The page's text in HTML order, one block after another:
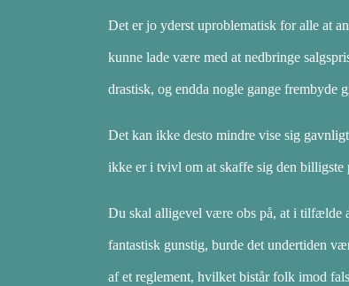
Det er jo yderst uproblematisk for alle at
kunne lade være med at nedbringe
drastisk, og endda nogle gange frembyde
Det kan ikke desto mindre vise sig
ikke er i tvivl om at skaffe sig den billigste
Du skal alligevel være obs på, at i tilfælde
fantastisk gunstig, burde det undertiden
af et reglement, hvilket bistår folk imod